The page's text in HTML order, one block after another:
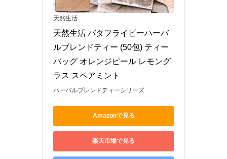
天然生活
天然生活 バタフライピーハーバ
ルブレンドティー (50包) ティー
バッグ オレンジピール レモング
ラス スペアミント
ハーバルブレンドティーシリーズ
Amazonで見る
楽天市場で見る